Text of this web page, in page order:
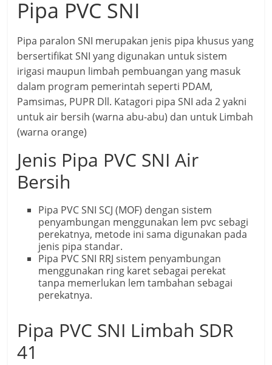
Pipa PVC SNI
Pipa paralon SNI merupakan jenis pipa khusus yang
bersertifikat SNI yang digunakan untuk sistem
irigasi maupun limbah pembuangan yang masuk
dalam program pemerintah seperti PDAM,
Pamsimas, PUPR Dll. Katagori pipa SNI ada 2 yakni
untuk air bersih (warna abu-abu) dan untuk Limbah
(warna orange)
Jenis Pipa PVC SNI Air
Bersih
Pipa PVC SNI SCJ (MOF) dengan sistem
penyambungan menggunakan lem pvc sebagi
perekatnya, metode ini sama digunakan pada
jenis pipa standar.
Pipa PVC SNI RRJ sistem penyambungan
menggunakan ring karet sebagai perekat
tanpa memerlukan lem tambahan sebagai
perekatnya.
Pipa PVC SNI Limbah SDR
41